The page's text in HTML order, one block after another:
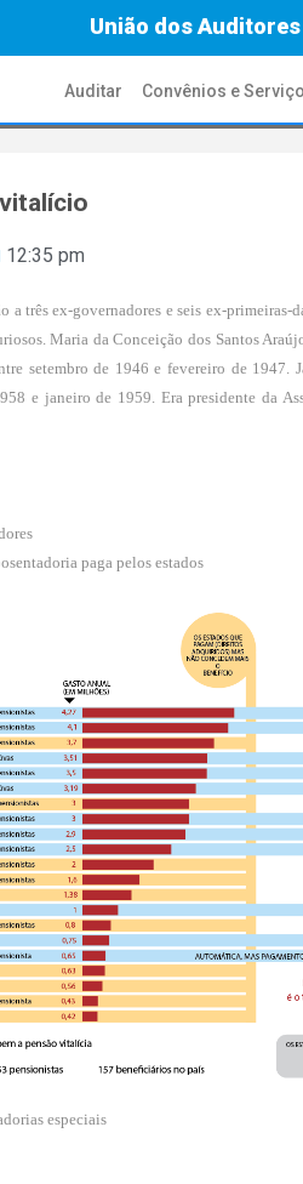
União dos
Auditar Convênios e
12:35 pm
três ex-governadores e seis ex-primeiras-
Maria da Conceição dos Santos
setembro de 1946 e fevereiro de
e janeiro de 1959. Era presidente da
paga pelos estados
especiais